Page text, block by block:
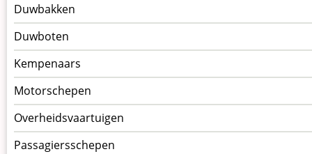
Duwbakken
Duwboten
Kempenaars
Motorschepen
Overheidsvaartuigen
Passagiersschepen